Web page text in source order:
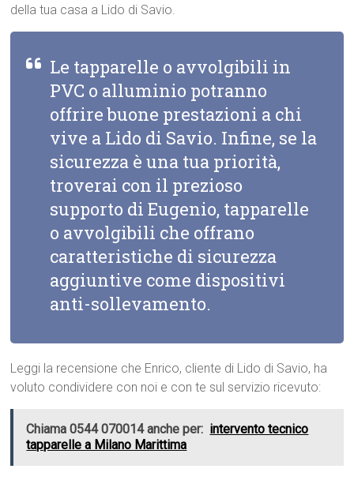
della tua casa a Lido di Savio.
Le tapparelle o avvolgibili in
PVC o alluminio potranno
offrire buone prestazioni a chi
vive a Lido di Savio. Infine, se la
sicurezza è una tua priorità,
troverai con il prezioso
supporto di Eugenio, tapparelle
o avvolgibili che offrano
caratteristiche di sicurezza
aggiuntive come dispositivi
anti-sollevamento.
Leggi la recensione che Enrico, cliente di Lido di Savio, ha
voluto condividere con noi e con te sul servizio ricevuto:
Chiama 0544 070014 anche per: intervento tecnico
tapparelle a Milano Marittima